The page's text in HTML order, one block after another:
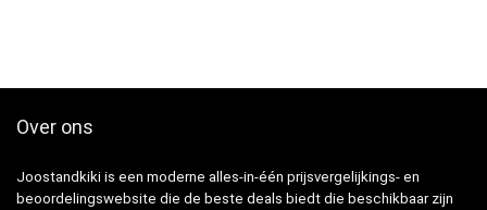
Over ons
Joostandkiki is een moderne alles-in-één prijsvergelijkings- en
beoordelingswebsite die de beste deals biedt die beschikbaar zijn